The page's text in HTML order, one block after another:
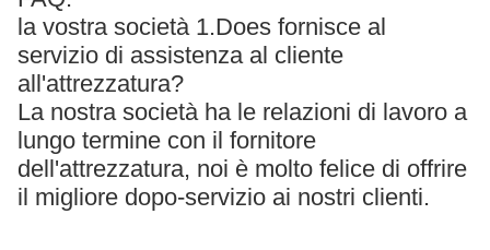
la vostra società 1.Does fornisce al
servizio di assistenza al cliente
all'attrezzatura?
La nostra società ha le relazioni di lavoro a
lungo termine con il fornitore
dell'attrezzatura, noi è molto felice di offrire
il migliore dopo-servizio ai nostri clienti.